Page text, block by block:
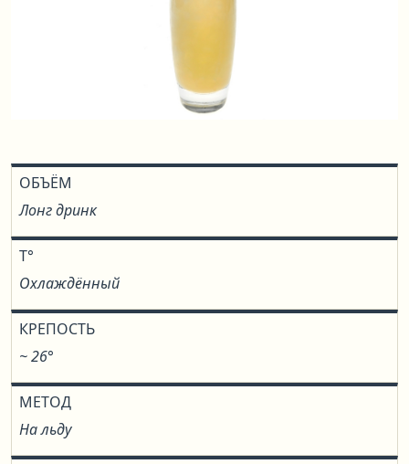
ОБЪЁМ
Лонг дринк
T°
Охлаждённый
КРЕПОСТЬ
~ 26°
МЕТОД
На льду